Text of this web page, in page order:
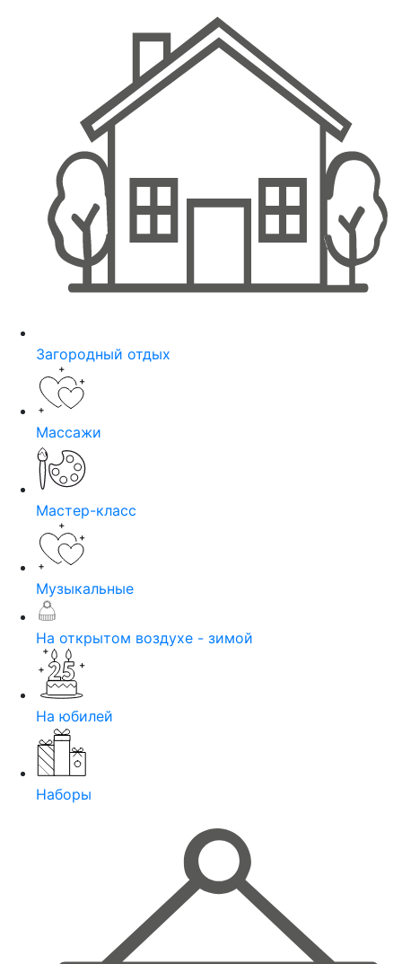
Загородный отдых
Массажи
Мастер-класс
Музыкальные
На открытом воздухе - зимой
На юбилей
Наборы